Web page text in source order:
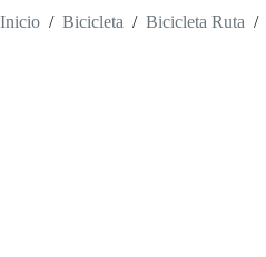
Inicio / Bicicleta / Bicicleta Ruta /